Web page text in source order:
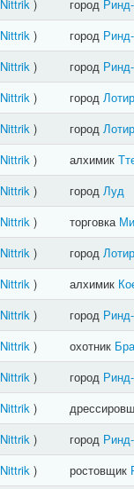
Nittrik ) город
Nittrik ) город
Nittrik ) город
Nittrik ) город
Nittrik ) город
Nittrik ) алхимик
Nittrik ) город Луд
Nittrik ) торговка
Nittrik ) город
Nittrik ) алхимик
Nittrik ) город
Nittrik ) охотник
Nittrik ) город
Nittrik )
Nittrik ) город
Nittrik ) ростовщик